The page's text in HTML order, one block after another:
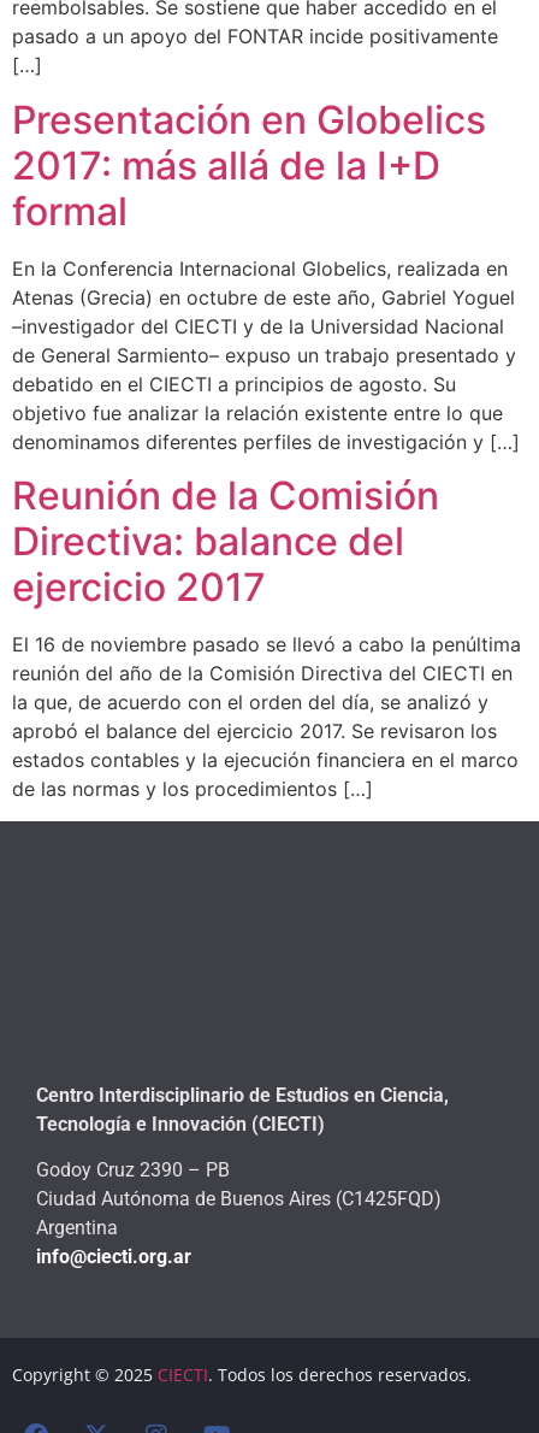
reembolsables. Se sostiene que haber accedido en el
pasado a un apoyo del FONTAR incide positivamente
[…]
Presentación en Globelics
2017: más allá de la I+D
formal
En la Conferencia Internacional Globelics, realizada en
Atenas (Grecia) en octubre de este año, Gabriel Yoguel
–investigador del CIECTI y de la Universidad Nacional
de General Sarmiento– expuso un trabajo presentado y
debatido en el CIECTI a principios de agosto. Su
objetivo fue analizar la relación existente entre lo que
denominamos diferentes perfiles de investigación y […]
Reunión de la Comisión
Directiva: balance del
ejercicio 2017
El 16 de noviembre pasado se llevó a cabo la penúltima
reunión del año de la Comisión Directiva del CIECTI en
la que, de acuerdo con el orden del día, se analizó y
aprobó el balance del ejercicio 2017. Se revisaron los
estados contables y la ejecución financiera en el marco
de las normas y los procedimientos […]
Centro Interdisciplinario de Estudios en Ciencia,
Tecnología e Innovación (CIECTI)
Godoy Cruz 2390 – PB
Ciudad Autónoma de Buenos Aires (C1425FQD)
Argentina
info@ciecti.org.ar
Copyright © 2025 CIECTI. Todos los derechos reservados.